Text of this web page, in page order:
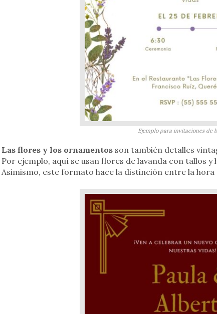
Ejemplo para invitaciones de
Las flores y los ornamentosson también detalles
Por ejemplo, aquí se usan flores de lavanda con tallos
Asimismo, este formato hace la distinción entre la hora